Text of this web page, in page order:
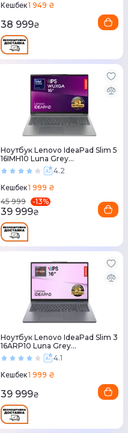
Кешбек1 949 ₴
38 999₴
Ноутбук Lenovo IdeaPad Slim 5
16IMH10 Luna Grey
(83V7005QRA)4.2
Кешбек1 999 ₴
45 999
-13%
39 999₴
Ноутбук Lenovo IdeaPad Slim 3
16ARP10 Luna Grey
(83K800E6RA)4.1
Кешбек1 999 ₴
39 999₴